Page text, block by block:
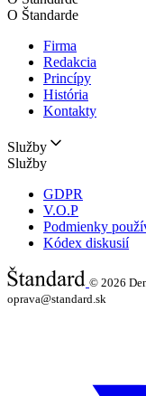
O Štandarde
Firma
Redakcia
Princípy
História
Kontakty
Služby
Služby
GDPR
V.O.P
Podmienky
Kódex diskusií
© 2026
oprava@standard.sk